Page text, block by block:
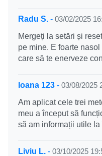
Radu S. - 03/02/2025
Mergeți la setări și
pe mine. E foarte
care să te enerveze
Ioana 123 - 03/08/2025
Am aplicat cele trei
meu a început să
să am informații utile la
Liviu L. - 03/10/2025